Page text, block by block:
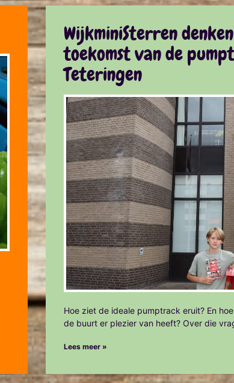
WijkminiSterren
toekomst van de
Teteringen
Hoe ziet de ideale pumptrack eruit? En
de buurt er plezier van heeft? Over die
Lees meer »